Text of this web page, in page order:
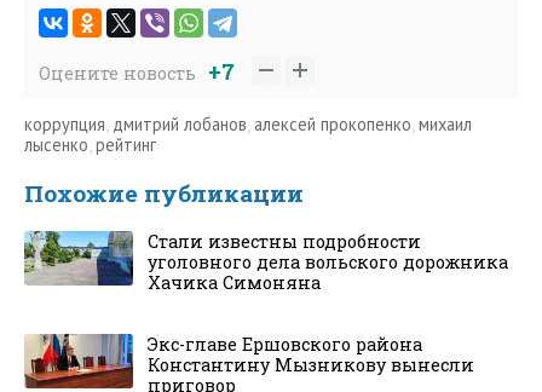
Оцените новость +7
коррупция дмитрий лобанов алексей прокопенко михаил
лысенко рейтинг
Похожие публикации
Стали известны подробности
уголовного дела вольского дорожника
Хачика Симоняна
Экс-главе Ершовского района
Константину Мызникову вынесли
приговор